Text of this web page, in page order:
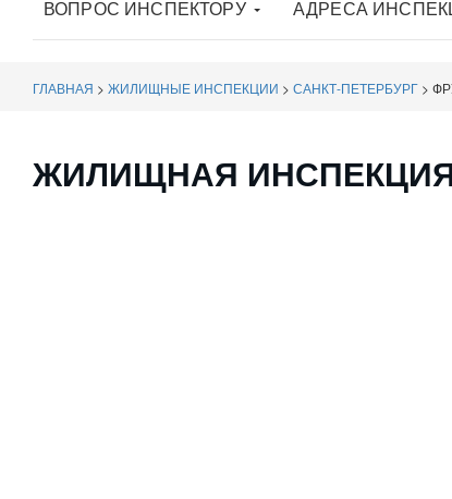
ВОПРОС ИНСПЕКТОРУ АДРЕСА
ГЛАВНАЯ > ЖИЛИЩНЫЕ ИНСПЕКЦИИ > САНКТ-ПЕТЕРБУРГ >
ЖИЛИЩНАЯ ИНСПЕКЦИЯ